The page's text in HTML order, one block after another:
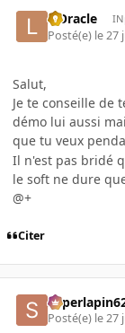
L'Oracle
Posté(e) le 27
Salut,
Je te conseille de
démo lui aussi
que tu veux
Il n'est pas bridé
le soft ne dure
@+
Citer
Posté(e) le 27